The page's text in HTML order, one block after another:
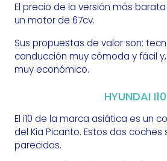
El precio de la versión más
un motor de 67cv.
Sus propuestas de valor son:
conducción muy cómoda y fácil
muy económico.
HYUNDAI I10
El i10 de la marca asiática es un
del Kia Picanto. Estos dos
parecidos.